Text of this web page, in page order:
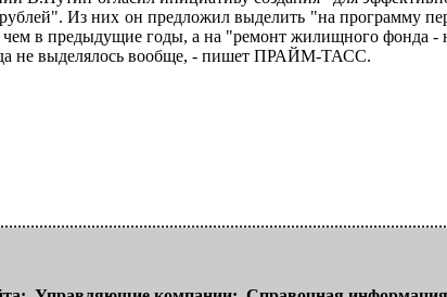
Из них он предложил выделить "на программу
чем в предыдущие годы, а на "ремонт жилищного фонда -
не выделялось вообще, - пишет ПРАЙМ-ТАСС.